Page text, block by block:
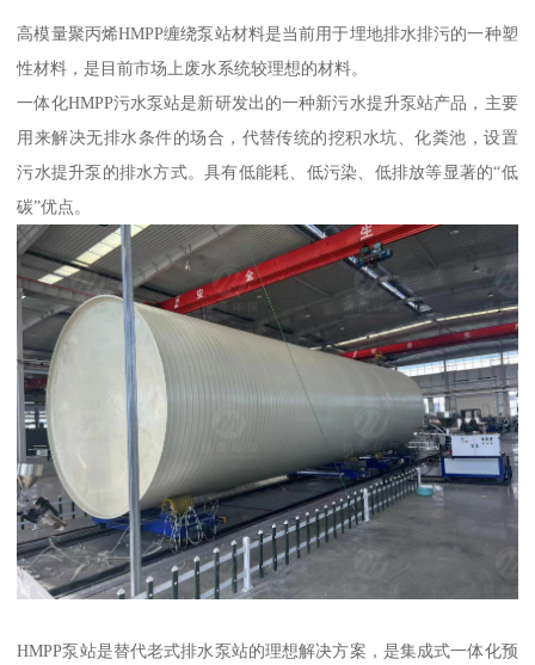
高模量聚丙烯HMPP缠绕泵站材料是当前用于埋地排水排污的一种塑
性材料，是目前市场上废水系统较理想的材料。
一体化HMPP污水泵站是新研发出的一种新污水提升泵站产品，主要
用来解决无排水条件的场合，代替传统的挖积水坑、化粪池，设置
污水提升泵的排水方式。具有低能耗、低污染、低排放等显著的“低
碳”优点。
HMPP泵站是替代老式排水泵站的理想解决方案，是集成式一体化预